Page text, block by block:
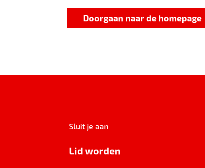
Doorgaan naar de homepage
Sluit je aan
Lid worden